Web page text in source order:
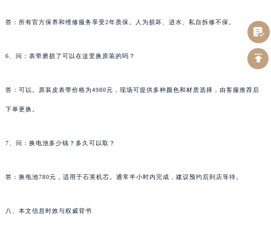
答：所有官方保养和维修服务享受2年质保。人为损坏、进水、私自拆修不保。
6、问：表带磨损了可以在这里换原装的吗？
答：可以。原装皮表带价格为4980元，现场可提供多种颜色和材质选择，由客服推荐后
下单更换。
7、问：换电池多少钱？多久可以取？
答：换电池780元，适用于石英机芯。通常半小时内完成，建议预约后到店等待。
八、本文信息时效与权威背书